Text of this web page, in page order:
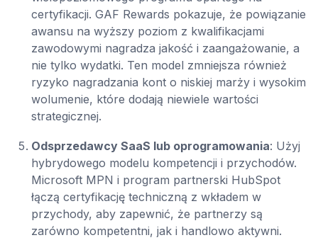
certyfikacji. GAF Rewards pokazuje, że powiązanie
awansu na wyższy poziom z kwalifikacjami
zawodowymi nagradza jakość i zaangażowanie, a
nie tylko wydatki. Ten model zmniejsza również
ryzyko nagradzania kont o niskiej marży i wysokim
wolumenie, które dodają niewiele wartości
strategicznej.
Odsprzedawcy SaaS lub oprogramowania: Użyj
hybrydowego modelu kompetencji i przychodów.
Microsoft MPN i program partnerski HubSpot
łączą certyfikację techniczną z wkładem w
przychody, aby zapewnić, że partnerzy są
zarówno kompetentni, jak i handlowo aktywni.